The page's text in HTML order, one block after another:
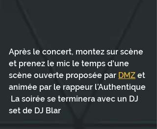
Après le concert, montez sur scène
et prenez le mic le temps d'une
scène ouverte proposée par DMZ et
animée par le rappeur l’Authentique
La soirée se terminera avec un DJ
set de DJ Blar